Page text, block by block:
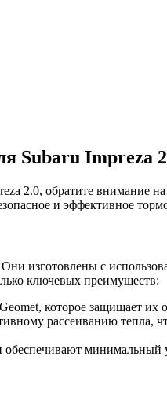
Subaru Impreza
2.0, обратите внимание на
и эффективное
изготовлены с
ключевых преимуществ:
которое защищает их
рассеиванию тепла,
обеспечивают